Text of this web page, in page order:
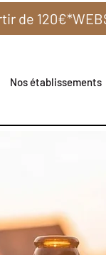
Nos établissements